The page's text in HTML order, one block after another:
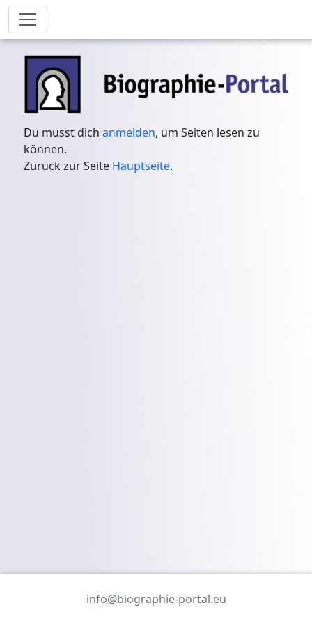
Du musst dichanmelden, um Seiten lesen zu
können.
Zurück zur Seite Hauptseite.
info@biographie-portal.eu